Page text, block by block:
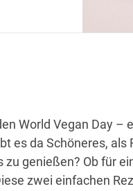
World Vegan Day –
es da Schöneres,
zu genießen? Ob für
zwei einfachen